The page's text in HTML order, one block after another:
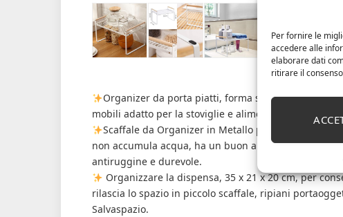
Per fornire le
accedere alle
elaborare dati
ritirare il
Organizer da porta piatti, forma semplice,
mobili adatto per la stoviglie e alimenti.
Scaffale da Organizer in Metallo per Lavello
non accumula acqua, ha un buon antiscivolo,
antiruggine e durevole.
Organizzare la dispensa, 35 x 21 x 20 cm, per
rilascia lo spazio in piccolo scaffale, ripiani
Salvaspazio.